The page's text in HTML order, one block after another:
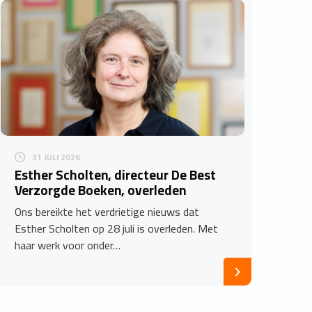
31 JULI 2026
Esther Scholten, directeur De Best
Verzorgde Boeken, overleden
Ons bereikte het verdrietige nieuws dat
Esther Scholten op 28 juli is overleden. Met
haar werk voor onder…